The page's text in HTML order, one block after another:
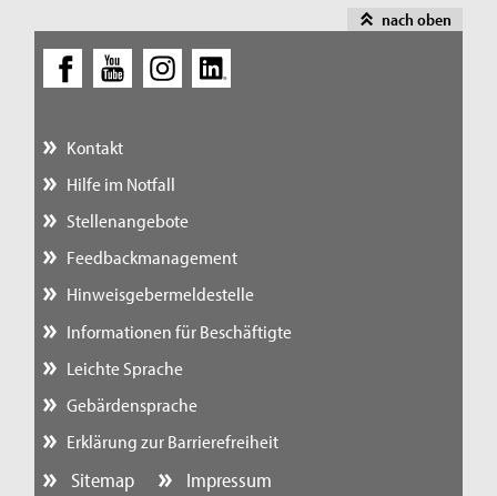
nach oben
Kontakt
Hilfe im Notfall
Stellenangebote
Feedbackmanagement
Hinweisgebermeldestelle
Informationen für Beschäftigte
Leichte Sprache
Gebärdensprache
Erklärung zur Barrierefreiheit
Sitemap Impressum